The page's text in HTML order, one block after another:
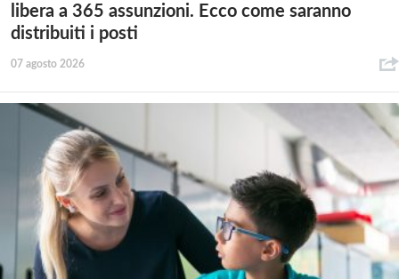
libera a 365 assunzioni. Ecco come saranno
distribuiti i posti
07 agosto 2026